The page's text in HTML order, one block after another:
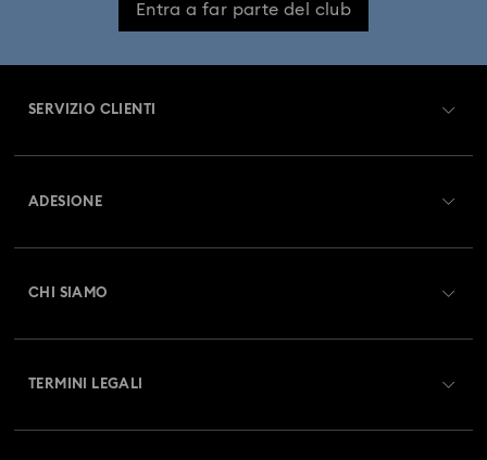
Entra a far parte del club
SERVIZIO CLIENTI
Resi & Cambi
Stato della riparazione
ADESIONE
CHI SIAMO
TERMINI LEGALI